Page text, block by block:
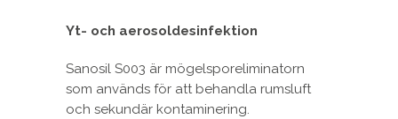
Yt- och aerosoldesinfektion
Sanosil S003 är mögelsporeliminatorn
som används för att behandla rumsluft
och sekundär kontaminering.